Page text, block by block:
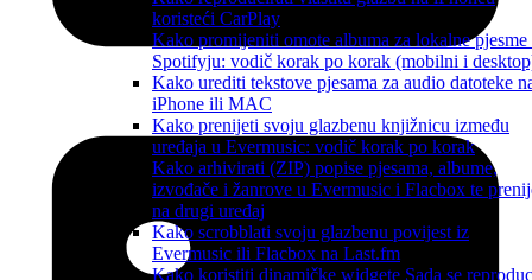
koristeći CarPlay
Kako promijeniti omote albuma za lokalne pjesme
Spotifyju: vodič korak po korak (mobilni i
Kako urediti tekstove pjesama za audio datoteke
iPhone ili MAC
Kako prenijeti svoju glazbenu knjižnicu između
uređaja u Evermusic: vodič korak po korak
Kako arhivirati (ZIP) popise pjesama, albume,
izvođače i žanrove u Evermusic i Flacbox te
na drugi uređaj
Kako scrobblati svoju glazbenu povijest iz
Evermusic ili Flacbox na Last.fm
Kako koristiti dinamičke widgete Sada se